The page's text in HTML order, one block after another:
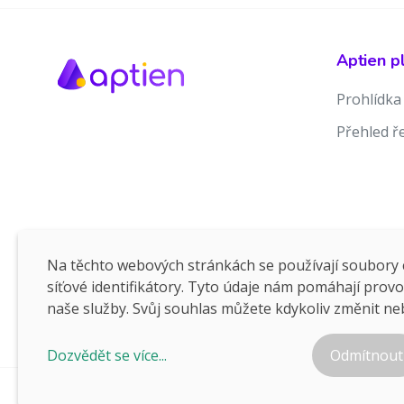
Aptien
Prohlídka
Přehled
Na těchto webových stránkách se používají soubory
síťové identifikátory. Tyto údaje nám pomáhají
naše služby. Svůj souhlas můžete kdykoliv změnit
Dozvědět se více... Odmítnout